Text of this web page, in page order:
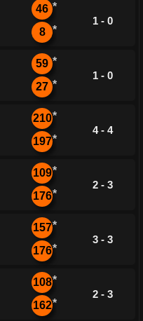
46 *
8 *
1 - 0
59 *
27 *
1 - 0
210*
197*
4 - 4
109*
176*
2 - 3
157*
176*
3 - 3
108*
162*
2 - 3